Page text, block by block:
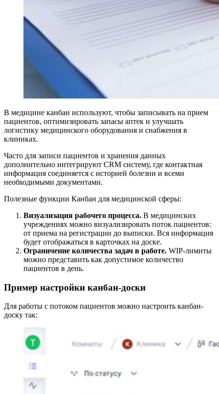
В медицине канбан используют, чтобы записывать на прием
пациентов, оптимизировать запасы аптек и улучшать
логистику медицинского оборудования и снабжения в
клиниках.
Часто для записи пациентов и хранения данных
дополнительно интегрируют CRM систему, где контактная
информация соединяется с историей болезни и всеми
необходимыми документами.
Полезные функции Канбан для медицинской сферы:
Визуализация рабочего процесса. В медицинских
учреждениях можно визуализировать поток пациентов:
от приема на регистрации до выписки. Вся информация
будет отображаться в карточках на доске.
Ограничение количества задач в работе. WIP-лимиты
можно представить как допустимое количество
пациентов в день.
Пример настройки канбан-доски
Для работы с потоком пациентов можно настроить канбан-
доску так: